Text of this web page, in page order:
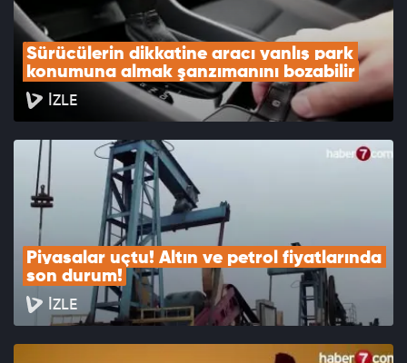
Sürücülerin dikkatine aracı yanlış park
konumuna almak şanzımanını bozabilir
İZLE
Piyasalar uçtu! Altın ve petrol fiyatlarında
son durum!
İZLE